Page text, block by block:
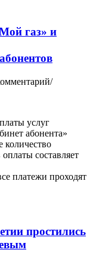
газ» и
услуг
абонента»
количество
составляет
платежи проходят
простились